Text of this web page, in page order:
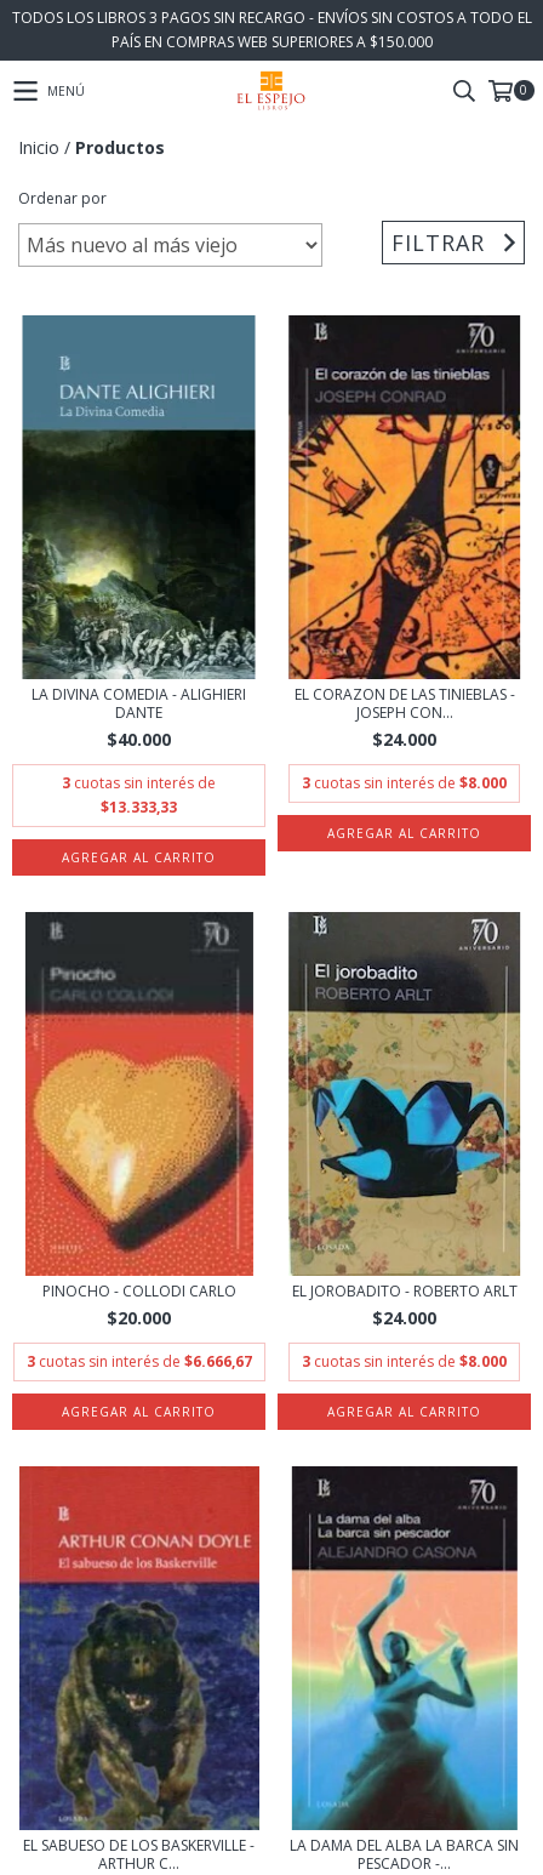
TODOS LOS LIBROS 3 PAGOS SIN RECARGO - ENVÍOS SIN COSTOS A TODO EL
PAÍS EN COMPRAS WEB SUPERIORES A $150.000
MENÚ 0
Inicio / Productos
Ordenar por
FILTRAR
LA DIVINA COMEDIA - ALIGHIERI
DANTE
$40.000
3 cuotas sin interés de
$13.333,33
EL CORAZON DE LAS TINIEBLAS -
JOSEPH CON...
$24.000
3 cuotas sin interés de $8.000
PINOCHO - COLLODI CARLO
$20.000
3 cuotas sin interés de $6.666,67
EL JOROBADITO - ROBERTO ARLT
$24.000
3 cuotas sin interés de $8.000
EL SABUESO DE LOS BASKERVILLE -
ARTHUR C...
LA DAMA DEL ALBA LA BARCA SIN
PESCADOR -...